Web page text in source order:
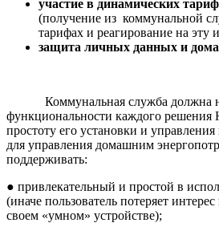
участие в динамических
(получение из коммунальной
тарифах и реагирование на
защита личных данных и
Коммунальная служба должна не
функциональности каждого решения
простоту его установки и
для управления домашним
поддерживать:
● привлекательный и простой в
(иначе пользователь потеряет
своем «умном» устройстве);